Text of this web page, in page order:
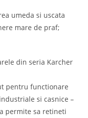
umeda si uscata
mare de praf;
din seria Karcher
pentru functionare
si casnice –
permite sa retineti